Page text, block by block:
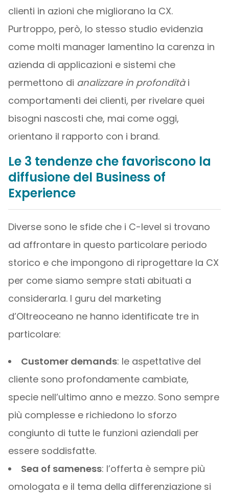
clienti in azioni che migliorano la CX.
Purtroppo, però, lo stesso studio evidenzia
come molti manager lamentino la carenza in
azienda di applicazioni e sistemi che
permettono di analizzare in profonditài
comportamenti dei clienti, per rivelare quei
bisogni nascosti che, mai come oggi,
orientano il rapporto con i brand.
Le 3 tendenze che favoriscono la
diffusione del Business of
Experience
Diverse sono le sfide che i C-level si trovano
ad affrontare in questo particolare periodo
storico e che impongono di riprogettare la CX
per come siamo sempre stati abituati a
considerarla. I guru del marketing
d’Oltreoceano ne hanno identificate tre in
particolare:
Customer demands: le aspettative del
cliente sono profondamente cambiate,
specie nell’ultimo anno e mezzo. Sono sempre
più complesse e richiedono lo sforzo
congiunto di tutte le funzioni aziendali per
essere soddisfatte.
Sea of sameness: l’offerta è sempre più
omologata e il tema della differenziazione si